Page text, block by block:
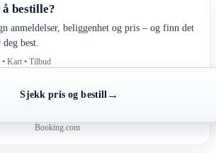
bestille?
anmeldelser, beliggenhet og pris – og finn det
deg best.
Kart • Tilbud
Sjekk pris og bestill →
Booking.com